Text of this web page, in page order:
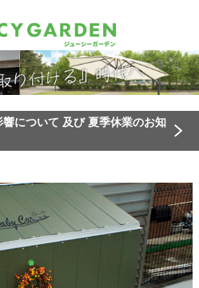
について 及び 夏季休業のお知